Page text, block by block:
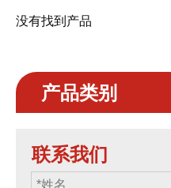
没有找到产品
产品类别
联系我们